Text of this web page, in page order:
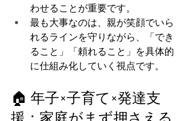
わせることが重要です。
最も大事なのは、親が笑顔でいら
れるラインを守りながら、「でき
ること」「頼れること」を具体的
に仕組み化していく視点です。
🏠 年子×子育て×発達支